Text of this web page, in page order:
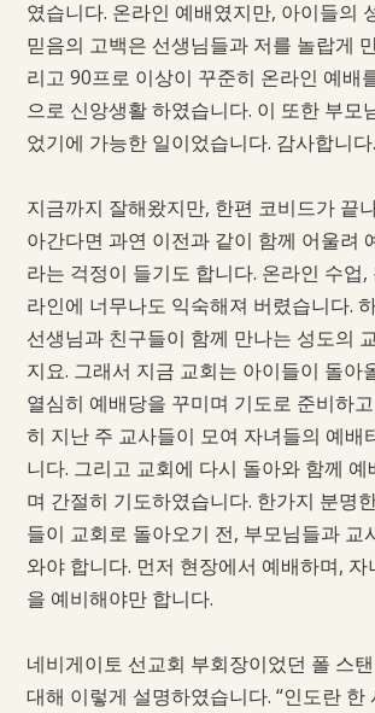
였습니다. 온라인 예배였지만, 아이들의
믿음의 고백은 선생님들과 저를 놀랍게
리고 90프로 이상이 꾸준히 온라인 예배
으로 신앙생활 하였습니다. 이 또한 부모
었기에 가능한 일이었습니다. 감사합니다.
지금까지 잘해왔지만, 한편 코비드가 끝
아간다면 과연 이전과 같이 함께 어울려
라는 걱정이 들기도 합니다. 온라인 수업,
라인에 너무나도 익숙해져 버렸습니다.
선생님과 친구들이 함께 만나는 성도의
지요. 그래서 지금 교회는 아이들이 돌아
열심히 예배당을 꾸미며 기도로 준비하
히 지난 주 교사들이 모여 자녀들의 예배
니다. 그리고 교회에 다시 돌아와 함께
며 간절히 기도하였습니다. 한가지 분명
들이 교회로 돌아오기 전, 부모님들과 교
와야 합니다. 먼저 현장에서 예배하며, 자
을 예비해야만 합니다.
네비게이토 선교회 부회장이었던 폴 스
대해 이렇게 설명하였습니다. “인도란 한